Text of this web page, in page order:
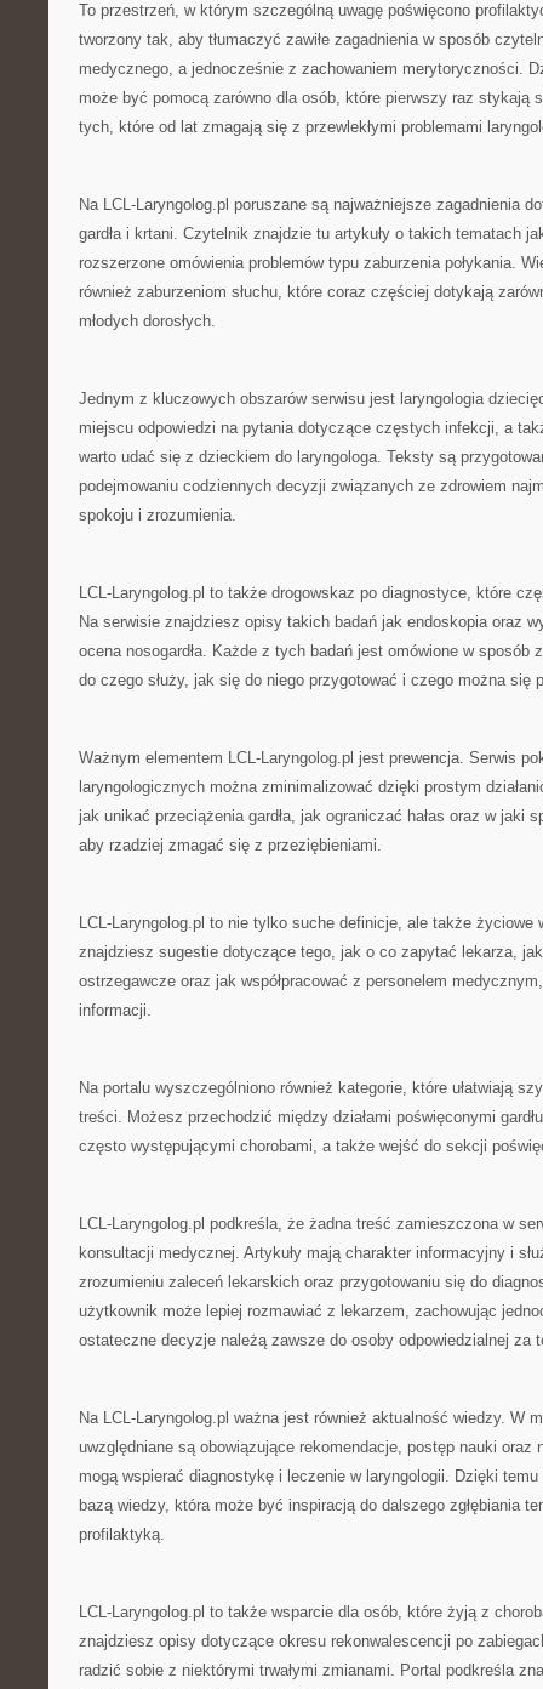
To przestrzeń, w którym szczególną uwagę poświęcono
tworzony tak, aby tłumaczyć zawiłe zagadnienia w sposób
medycznego, a jednocześnie z zachowaniem merytoryczności.
może być pomocą zarówno dla osób, które pierwszy raz stykają
tych, które od lat zmagają się z przewlekłymi problemami
Na LCL-Laryngolog.pl poruszane są najważniejsze zagadnienia
gardła i krtani. Czytelnik znajdzie tu artykuły o takich tematach
rozszerzone omówienia problemów typu zaburzenia połykania.
również zaburzeniom słuchu, które coraz częściej dotykają
młodych dorosłych.
Jednym z kluczowych obszarów serwisu jest laryngologia
miejscu odpowiedzi na pytania dotyczące częstych infekcji, a
warto udać się z dzieckiem do laryngologa. Teksty są
podejmowaniu codziennych decyzji związanych ze zdrowiem
spokoju i zrozumienia.
LCL-Laryngolog.pl to także drogowskaz po diagnostyce, które
Na serwisie znajdziesz opisy takich badań jak endoskopia oraz
ocena nosogardła. Każde z tych badań jest omówione w sposób
do czego służy, jak się do niego przygotować i czego można się
Ważnym elementem LCL-Laryngolog.pl jest prewencja. Serwis
laryngologicznych można zminimalizować dzięki prostym
jak unikać przeciążenia gardła, jak ograniczać hałas oraz w jaki
aby rzadziej zmagać się z przeziębieniami.
LCL-Laryngolog.pl to nie tylko suche definicje, ale także życiowe
znajdziesz sugestie dotyczące tego, jak o co zapytać lekarza,
ostrzegawcze oraz jak współpracować z personelem
informacji.
Na portalu wyszczególniono również kategorie, które ułatwiają
treści. Możesz przechodzić między działami poświęconymi
często występującymi chorobami, a także wejść do sekcji
LCL-Laryngolog.pl podkreśla, że żadna treść zamieszczona w
konsultacji medycznej. Artykuły mają charakter informacyjny i
zrozumieniu zaleceń lekarskich oraz przygotowaniu się do
użytkownik może lepiej rozmawiać z lekarzem, zachowując
ostateczne decyzje należą zawsze do osoby odpowiedzialnej za
Na LCL-Laryngolog.pl ważna jest również aktualność wiedzy. W
uwzględniane są obowiązujące rekomendacje, postęp nauki oraz
mogą wspierać diagnostykę i leczenie w laryngologii. Dzięki
bazą wiedzy, która może być inspiracją do dalszego zgłębiania
profilaktyką.
LCL-Laryngolog.pl to także wsparcie dla osób, które żyją z
znajdziesz opisy dotyczące okresu rekonwalescencji po
radzić sobie z niektórymi trwałymi zmianami. Portal podkreśla